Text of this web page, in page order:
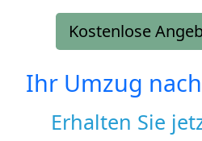
Kostenlose
Ihr Umzug nach
Erhalten Sie